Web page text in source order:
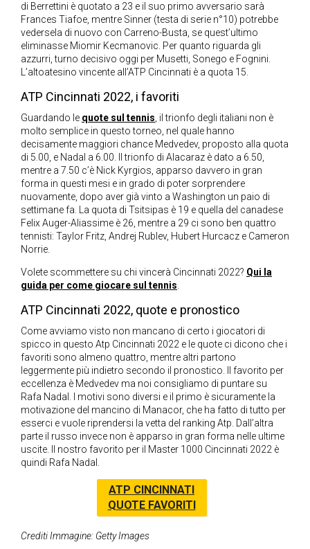
di Berrettini è quotato a 23 e il suo primo avversario sarà
Frances Tiafoe, mentre Sinner (testa di serie n°10) potrebbe
vedersela di nuovo con Carreno-Busta, se quest’ultimo
eliminasse Miomir Kecmanovic. Per quanto riguarda gli
azzurri, turno decisivo oggi per Musetti, Sonego e Fognini.
L’altoatesino vincente all’ATP Cincinnati è a quota 15.
ATP Cincinnati 2022, i favoriti
Guardando le quote sul tennis, il trionfo degli italiani non è
molto semplice in questo torneo, nel quale hanno
decisamente maggiori chance Medvedev, proposto alla quota
di 5.00, e Nadal a 6.00. Il trionfo di Alacaraz è dato a 6.50,
mentre a 7.50 c’è Nick Kyrgios, apparso davvero in gran
forma in questi mesi e in grado di poter sorprendere
nuovamente, dopo aver già vinto a Washington un paio di
settimane fa. La quota di Tsitsipas è 19 e quella del canadese
Felix Auger-Aliassime è 26, mentre a 29 ci sono ben quattro
tennisti: Taylor Fritz, Andrej Rublev, Hubert Hurcacz e Cameron
Norrie.
Volete scommettere su chi vincerà Cincinnati 2022? Qui la
guida per come giocare sul tennis.
ATP Cincinnati 2022, quote e pronostico
Come avviamo visto non mancano di certo i giocatori di
spicco in questo Atp Cincinnati 2022 e le quote ci dicono che i
favoriti sono almeno quattro, mentre altri partono
leggermente più indietro secondo il pronostico. Il favorito per
eccellenza è Medvedev ma noi consigliamo di puntare su
Rafa Nadal. I motivi sono diversi e il primo è sicuramente la
motivazione del mancino di Manacor, che ha fatto di tutto per
esserci e vuole riprendersi la vetta del ranking Atp. Dall’altra
parte il russo invece non è apparso in gran forma nelle ultime
uscite. Il nostro favorito per il Master 1000 Cincinnati 2022 è
quindi Rafa Nadal.
ATP CINCINNATI
QUOTE FAVORITI
Crediti Immagine: Getty Images